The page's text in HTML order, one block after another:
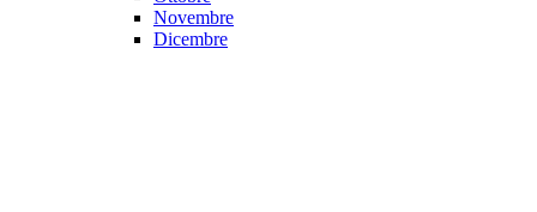
Novembre
Dicembre